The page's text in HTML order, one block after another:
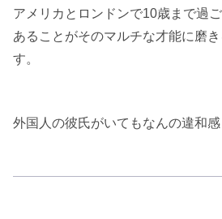
アメリカとロンドンで10歳まで過
あることがそのマルチな才能に磨
す。
外国人の彼氏がいてもなんの違和感